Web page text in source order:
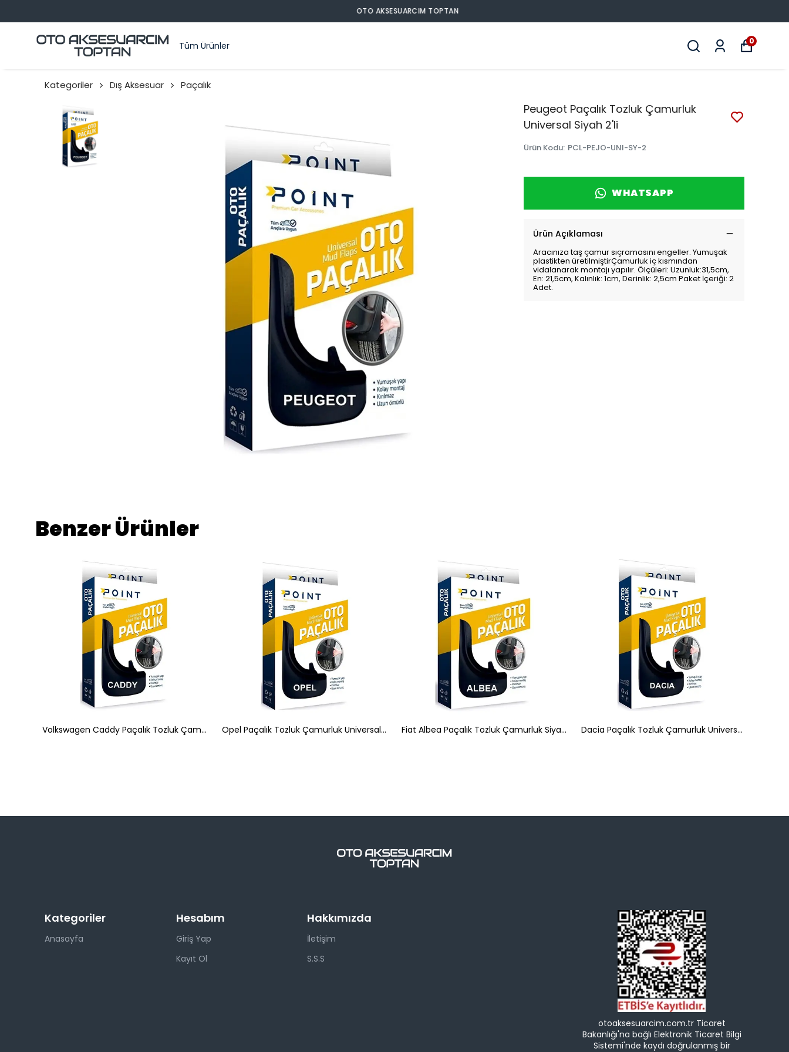
OTO AKSESUARCIM TOPTAN
Tüm Ürünler 0
Kategoriler Dış Aksesuar Paçalık
Peugeot Paçalık Tozluk Çamurluk
Universal Siyah 2'li
Ürün Kodu: PCL-PEJO-UNI-SY-2
WHATSAPP
Ürün Açıklaması
Aracınıza taş çamur sıçramasını engeller. Yumuşak
plastikten üretilmiştirÇamurluk iç kısmından
vidalanarak montajı yapılır. Ölçüleri: Uzunluk:31,5cm,
En: 21,5cm, Kalınlık: 1cm, Derinlik: 2,5cm Paket İçeriği: 2
Adet.
Benzer Ürünler
Volkswagen Caddy Paçalık Tozluk Çamurluk Siyah 2'li Opel Paçalık Tozluk Çamurluk Universal Siyah 2'li Fiat Albea Paçalık Tozluk Çamurluk Siyah 2'li Dacia Paçalık Tozluk Çamurluk Universal Siyah 2'li
Kategoriler
Anasayfa
Hesabım
Giriş Yap
Kayıt Ol
Hakkımızda
İletişim
S.S.S
otoaksesuarcim.com.tr Ticaret
Bakanlığı'na bağlı Elektronik Ticaret Bilgi
Sistemi'nde kaydı doğrulanmış bir